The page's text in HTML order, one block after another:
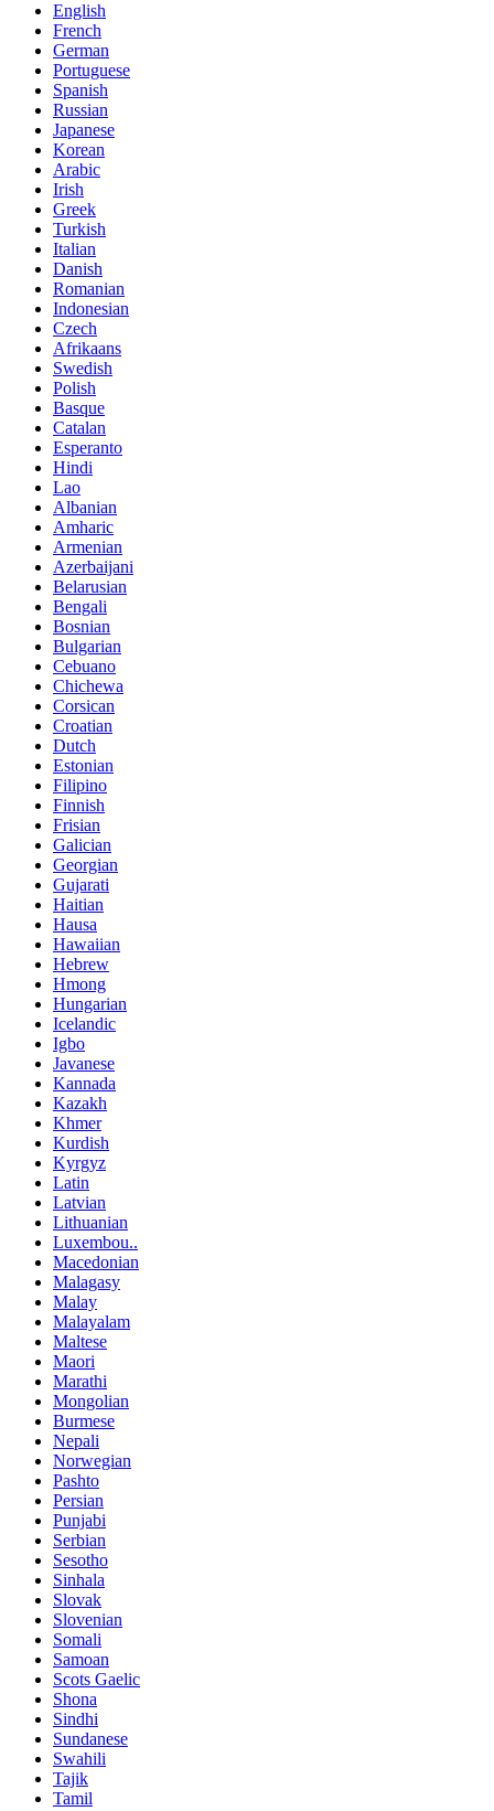
English
French
German
Portuguese
Spanish
Russian
Japanese
Korean
Arabic
Irish
Greek
Turkish
Italian
Danish
Romanian
Indonesian
Czech
Afrikaans
Swedish
Polish
Basque
Catalan
Esperanto
Hindi
Lao
Albanian
Amharic
Armenian
Azerbaijani
Belarusian
Bengali
Bosnian
Bulgarian
Cebuano
Chichewa
Corsican
Croatian
Dutch
Estonian
Filipino
Finnish
Frisian
Galician
Georgian
Gujarati
Haitian
Hausa
Hawaiian
Hebrew
Hmong
Hungarian
Icelandic
Igbo
Javanese
Kannada
Kazakh
Khmer
Kurdish
Kyrgyz
Latin
Latvian
Lithuanian
Luxembou..
Macedonian
Malagasy
Malay
Malayalam
Maltese
Maori
Marathi
Mongolian
Burmese
Nepali
Norwegian
Pashto
Persian
Punjabi
Serbian
Sesotho
Sinhala
Slovak
Slovenian
Somali
Samoan
Scots Gaelic
Shona
Sindhi
Sundanese
Swahili
Tajik
Tamil